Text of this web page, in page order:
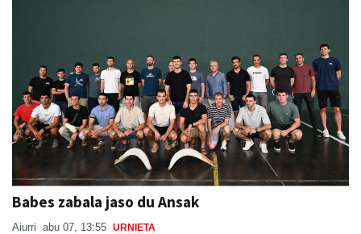
Babes zabala jaso du Ansak
Aiurri abu 07, 13:55 URNIETA